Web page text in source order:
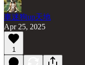
車迷狗up天地
Apr 25, 2025
1